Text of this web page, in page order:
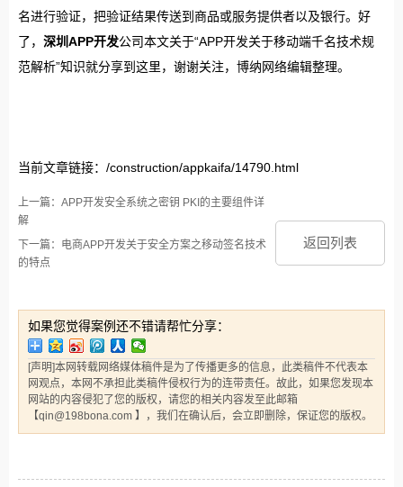
名进行验证，把验证结果传送到商品或服务提供者以及银行。好
了， 深圳APP开发公司本文关于“APP开发关于移动端千名技术规
范解析”知识就分享到这里，谢谢关注，博纳网络编辑整理。
当前文章链接：/construction/appkaifa/14790.html
上一篇：APP开发安全系统之密钥 PKI的主要组件详
解
下一篇：电商APP开发关于安全方案之移动签名技术
的特点
返回列表
如果您觉得案例还不错请帮忙分享：
[声明]本网转载网络媒体稿件是为了传播更多的信息，此类稿件不代表本
网观点，本网不承担此类稿件侵权行为的连带责任。故此，如果您发现本
网站的内容侵犯了您的版权，请您的相关内容发至此邮箱
【qin@198bona.com 】，我们在确认后，会立即删除，保证您的版权。